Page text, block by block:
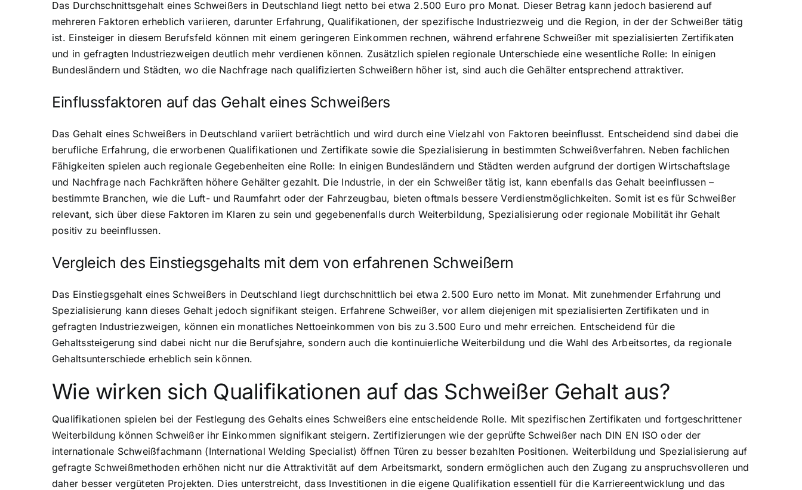
Das Durchschnittsgehalt eines Schweißers in Deutschland liegt netto bei etwa 2.500 Euro pro Monat. Dieser Betrag kann jedoch basierend auf
mehreren Faktoren erheblich variieren, darunter Erfahrung, Qualifikationen, der spezifische Industriezweig und die Region, in der der Schweißer tätig
ist. Einsteiger in diesem Berufsfeld können mit einem geringeren Einkommen rechnen, während erfahrene Schweißer mit spezialisierten Zertifikaten
und in gefragten Industriezweigen deutlich mehr verdienen können. Zusätzlich spielen regionale Unterschiede eine wesentliche Rolle: In einigen
Bundesländern und Städten, wo die Nachfrage nach qualifizierten Schweißern höher ist, sind auch die Gehälter entsprechend attraktiver.
Einflussfaktoren auf das Gehalt eines Schweißers
Das Gehalt eines Schweißers in Deutschland variiert beträchtlich und wird durch eine Vielzahl von Faktoren beeinflusst. Entscheidend sind dabei die
berufliche Erfahrung, die erworbenen Qualifikationen und Zertifikate sowie die Spezialisierung in bestimmten Schweißverfahren. Neben fachlichen
Fähigkeiten spielen auch regionale Gegebenheiten eine Rolle: In einigen Bundesländern und Städten werden aufgrund der dortigen Wirtschaftslage
und Nachfrage nach Fachkräften höhere Gehälter gezahlt. Die Industrie, in der ein Schweißer tätig ist, kann ebenfalls das Gehalt beeinflussen –
bestimmte Branchen, wie die Luft- und Raumfahrt oder der Fahrzeugbau, bieten oftmals bessere Verdienstmöglichkeiten. Somit ist es für Schweißer
relevant, sich über diese Faktoren im Klaren zu sein und gegebenenfalls durch Weiterbildung, Spezialisierung oder regionale Mobilität ihr Gehalt
positiv zu beeinflussen.
Vergleich des Einstiegsgehalts mit dem von erfahrenen Schweißern
Das Einstiegsgehalt eines Schweißers in Deutschland liegt durchschnittlich bei etwa 2.500 Euro netto im Monat. Mit zunehmender Erfahrung und
Spezialisierung kann dieses Gehalt jedoch signifikant steigen. Erfahrene Schweißer, vor allem diejenigen mit spezialisierten Zertifikaten und in
gefragten Industriezweigen, können ein monatliches Nettoeinkommen von bis zu 3.500 Euro und mehr erreichen. Entscheidend für die
Gehaltssteigerung sind dabei nicht nur die Berufsjahre, sondern auch die kontinuierliche Weiterbildung und die Wahl des Arbeitsortes, da regionale
Gehaltsunterschiede erheblich sein können.
Wie wirken sich Qualifikationen auf das Schweißer Gehalt aus?
Qualifikationen spielen bei der Festlegung des Gehalts eines Schweißers eine entscheidende Rolle. Mit spezifischen Zertifikaten und fortgeschrittener
Weiterbildung können Schweißer ihr Einkommen signifikant steigern. Zertifizierungen wie der geprüfte Schweißer nach DIN EN ISO oder der
internationale Schweißfachmann (International Welding Specialist) öffnen Türen zu besser bezahlten Positionen. Weiterbildung und Spezialisierung auf
gefragte Schweißmethoden erhöhen nicht nur die Attraktivität auf dem Arbeitsmarkt, sondern ermöglichen auch den Zugang zu anspruchsvolleren und
daher besser vergüteten Projekten. Dies unterstreicht, dass Investitionen in die eigene Qualifikation essentiell für die Karriereentwicklung und das